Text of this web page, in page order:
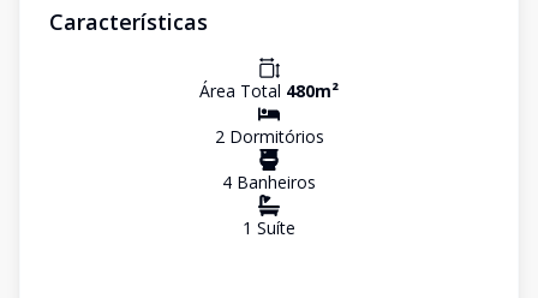
Características
Área Total 480m²
2Dormitórios
4 Banheiros
1 Suíte